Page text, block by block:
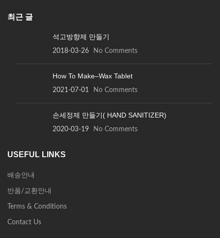
최근 글
석고방향제 만들기
2018-03-26 No Comments
How To Make–Wax Tablet
2021-07-01 No Comments
손세정제 만들기( HAND SANITIZER)
2020-03-19 No Comments
USEFUL LINKS
배송안내
반품/교환안내
Terms & Conditions
Contact Us